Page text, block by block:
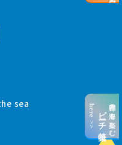
京都の海を楽しむ
ビーチ特集
here >>
sea